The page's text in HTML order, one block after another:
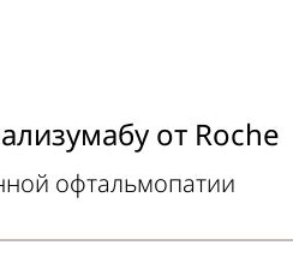
от Roche
офтальмопатии